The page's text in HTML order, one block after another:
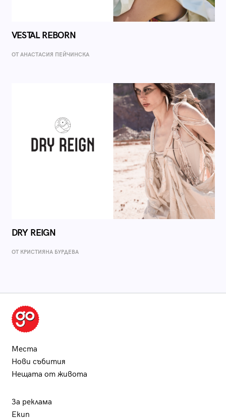
VESTAL REBORN
ОТ AНАСТАСИЯ ПЕЙЧИНСКА
DRY REIGN
ОТ КРИСТИЯНА БУРДЕВА
Места
Нови събития
Нещата от живота
За реклама
Екип